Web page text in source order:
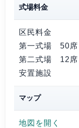
式場料金
区民料金
第一式場 50席
第二式場 12席
安置施設
マップ
地図を開く